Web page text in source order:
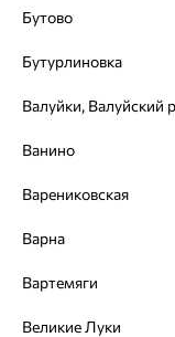
Бутово
Бутурлиновка
Ванино
Варениковская
Варна
Вартемяги
Великие Луки